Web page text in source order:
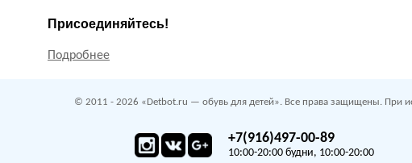
Присоединяйтесь!
Подробнее
© 2011 - 2026 «Detbot.ru — обувь для детей». Все права защищены. При
+7(916)497-00-89
10:00-20:00 будни, 10:00-20:00